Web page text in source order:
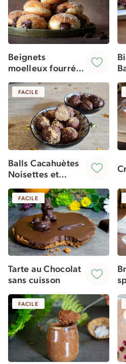
Beignets
moelleux fourrés
maison | recette
végétale (vegan)
FACILE
Balls Cacahuètes
Noisettes et
FACILE
Tarte au Chocolat
sans cuisson
FACILE